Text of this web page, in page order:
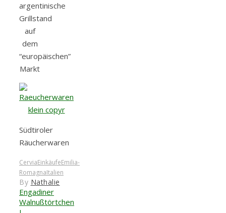
argentinische
Grillstand
auf
dem
“europäischen”
Markt
Südtiroler
Räucherwaren
CerviaEinkäufeEmilia-
RomagnaItalien
By Nathalie
Engadiner
Walnußtörtchen